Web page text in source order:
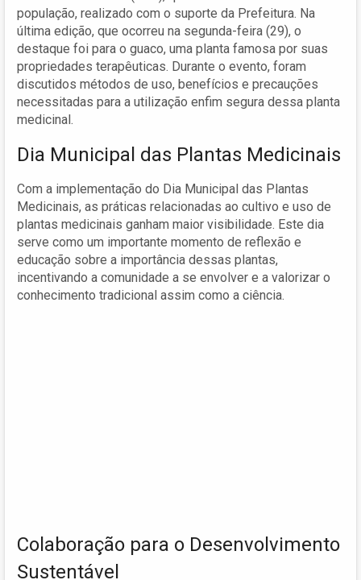
população, realizado com o suporte da Prefeitura. Na
última edição, que ocorreu na segunda-feira (29), o
destaque foi para o guaco, uma planta famosa por suas
propriedades terapêuticas. Durante o evento, foram
discutidos métodos de uso, benefícios e precauções
necessitadas para a utilização enfim segura dessa planta
medicinal.
Dia Municipal das Plantas Medicinais
Com a implementação do Dia Municipal das Plantas
Medicinais, as práticas relacionadas ao cultivo e uso de
plantas medicinais ganham maior visibilidade. Este dia
serve como um importante momento de reflexão e
educação sobre a importância dessas plantas,
incentivando a comunidade a se envolver e a valorizar o
conhecimento tradicional assim como a ciência.
Colaboração para o Desenvolvimento
Sustentável